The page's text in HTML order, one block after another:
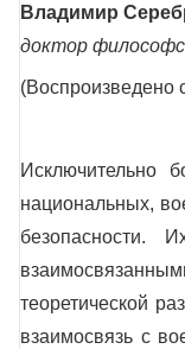
Владимир
доктор
(Воспроизведено
Исключительно
национальных,
безопасности.
теоретической
взаимосвязь с